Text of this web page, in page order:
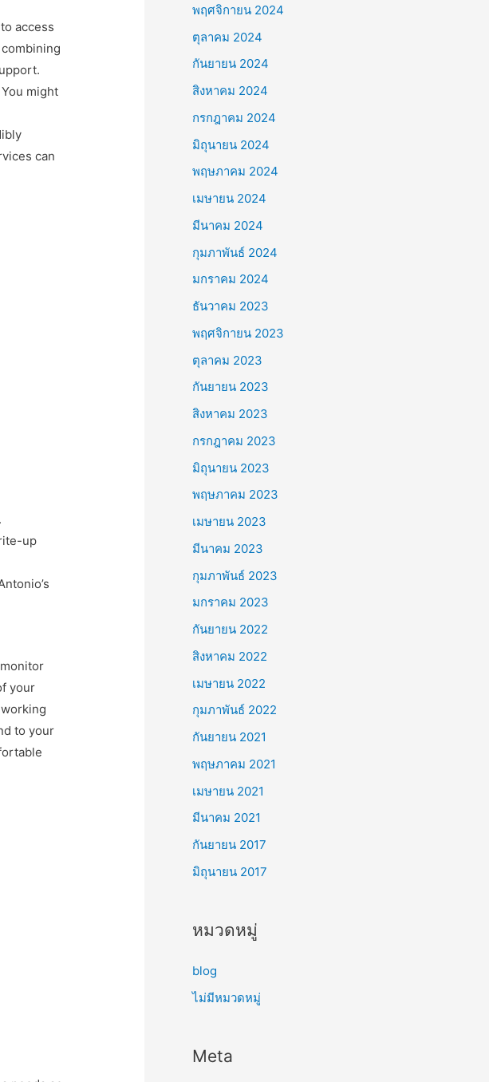
access
might
can
up
your
to your
พฤศจิกายน 2024
ตุลาคม 2024
กันยายน 2024
สิงหาคม 2024
กรกฎาคม 2024
มิถุนายน 2024
พฤษภาคม 2024
เมษายน 2024
มีนาคม 2024
กุมภาพันธ์ 2024
มกราคม 2024
ธันวาคม 2023
พฤศจิกายน 2023
ตุลาคม 2023
กันยายน 2023
สิงหาคม 2023
กรกฎาคม 2023
มิถุนายน 2023
พฤษภาคม 2023
เมษายน 2023
มีนาคม 2023
กุมภาพันธ์ 2023
มกราคม 2023
กันยายน 2022
สิงหาคม 2022
เมษายน 2022
กุมภาพันธ์ 2022
กันยายน 2021
พฤษภาคม 2021
เมษายน 2021
มีนาคม 2021
กันยายน 2017
มิถุนายน 2017
หมวดหมู่
blog
ไม่มีหมวดหมู่
Meta